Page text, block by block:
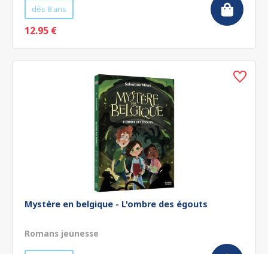
dès 8 ans
12.95 €
Mystère en belgique - L'ombre des égouts
Romans jeunesse